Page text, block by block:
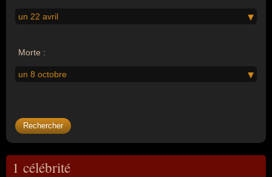
un 22 avril
Morte :
un 8 octobre
1 célébrité